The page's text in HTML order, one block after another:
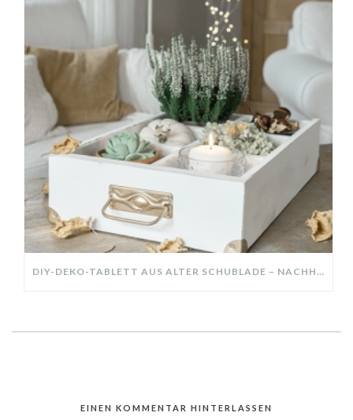
DIY-DEKO-TABLETT AUS ALTER SCHUBLADE – NACHHALTIGE HERBSTDEKO SELBER MACHEN!
EINEN KOMMENTAR HINTERLASSEN